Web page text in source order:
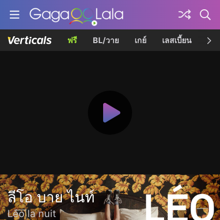
ฟรี BL/วาย เกย์ เลสเบี้ยน เค
ลีโอ บาย ไนท์
Léo la nuit